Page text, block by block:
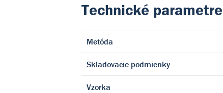
Technické parametre
Metóda
Skladovacie podmienky
Vzorka